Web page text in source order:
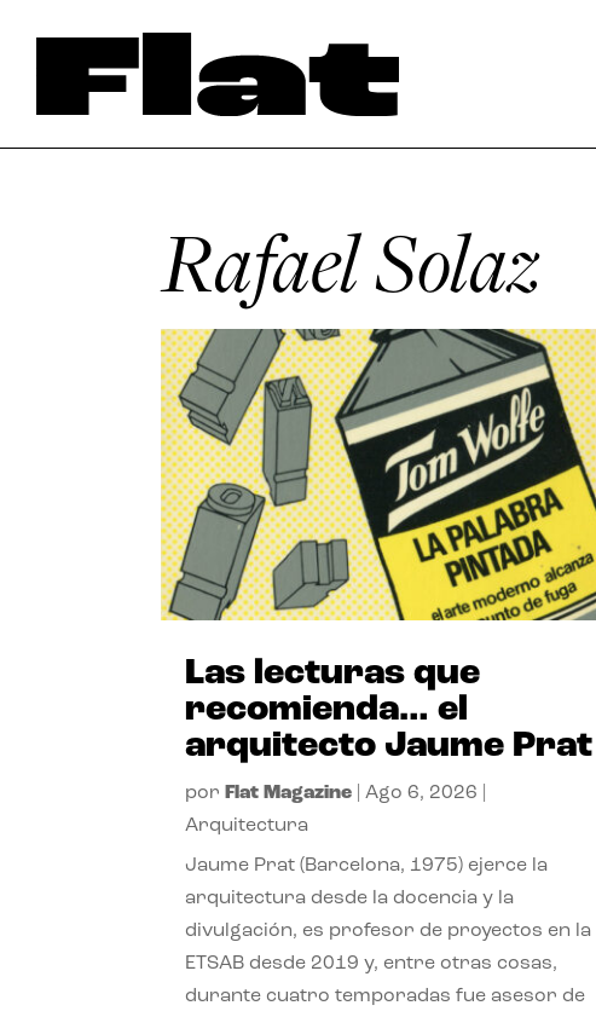
Rafael Solaz
Las lecturas que
recomienda… el
arquitecto Jaume Prat
por Flat Magazine |Ago 6, 2026
Arquitectura
Jaume Prat (Barcelona, 1975) ejerce la
arquitectura desde la docencia y la
divulgación, es profesor de proyectos en la
ETSAB desde 2019 y, entre otras cosas,
durante cuatro temporadas fue asesor de